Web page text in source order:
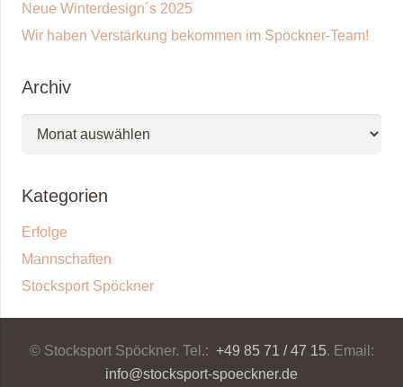
Neue Winterdesign´s 2025
Wir haben Verstärkung bekommen im Spöckner-Team!
Archiv
Kategorien
Erfolge
Mannschaften
Stocksport Spöckner
© Stocksport Spöckner. Tel.: +49 85 71 / 47 15. Email:
info@stocksport-spoeckner.de